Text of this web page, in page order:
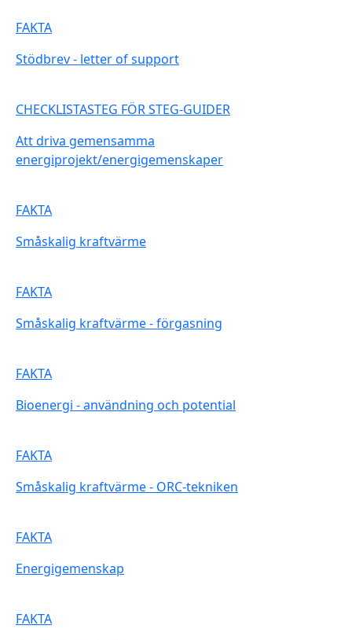
FAKTA
Stödbrev - letter of support
CHECKLISTASTEG FÖR STEG-GUIDER
Att driva gemensamma
energiprojekt/energigemenskaper
FAKTA
Småskalig kraftvärme
FAKTA
Småskalig kraftvärme - förgasning
FAKTA
Bioenergi - användning och potential
FAKTA
Småskalig kraftvärme - ORC-tekniken
FAKTA
Energigemenskap
FAKTA